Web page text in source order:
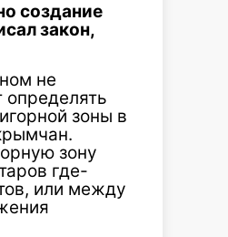
создание
закон,
не
определять
зоны в
зону
где-
или между